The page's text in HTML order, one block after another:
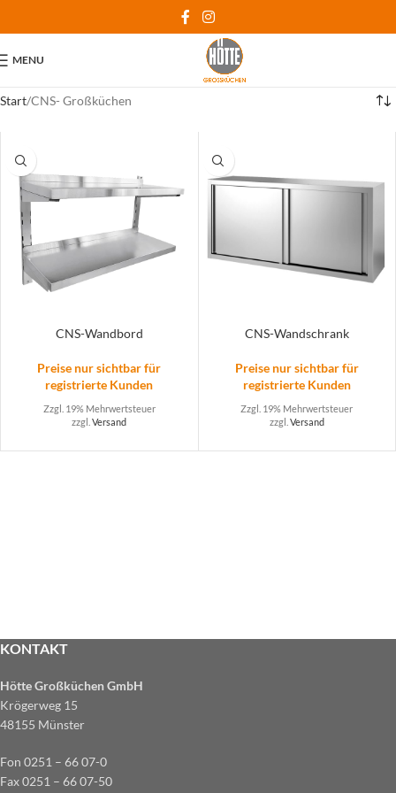
MENU
Start CNS- Großküchen
CNS-Wandbord
Preise nur sichtbar für
registrierte Kunden
Zzgl. 19% Mehrwertsteuer
zzgl.Versand
CNS-Wandschrank
Preise nur sichtbar für
registrierte Kunden
Zzgl. 19% Mehrwertsteuer
zzgl. Versand
KONTAKT
Hötte Großküchen GmbH
Krögerweg 15
48155 Münster
Fon 0251 – 66 07-0
Fax 0251 – 66 07-50